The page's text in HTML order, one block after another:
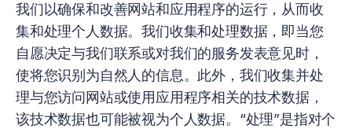
我们以确保和改善网站和应用程序的运行，从而收
集和处理个人数据。我们收集和处理数据，即当您
自愿决定与我们联系或对我们的服务发表意见时，
使将您识别为自然人的信息。此外，我们收集并处
理与您访问网站或使用应用程序相关的技术数据，
该技术数据也可能被视为个人数据。“处理”是指对个